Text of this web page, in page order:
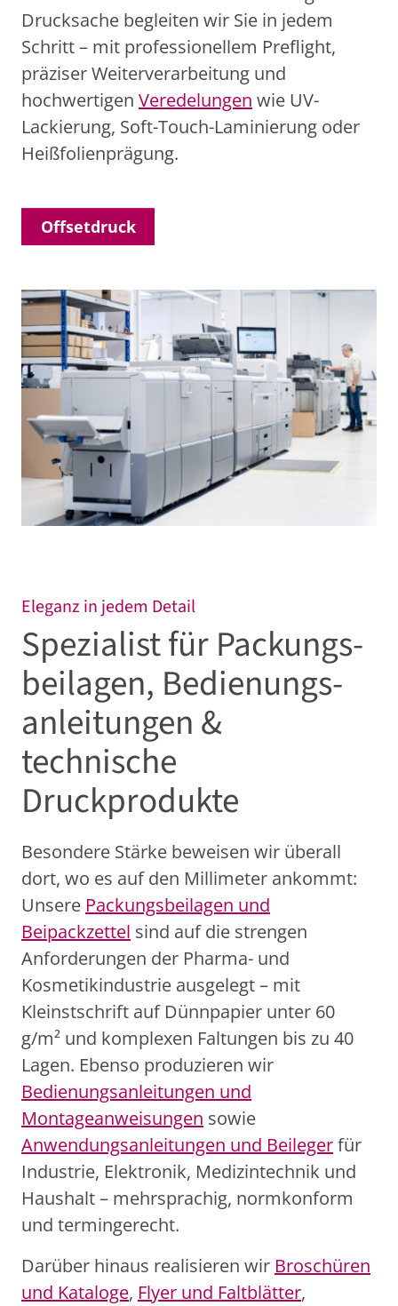
Drucksache begleiten wir Sie in jedem
Schritt – mit professionellem Preflight,
präziser Weiterverarbeitung und
hochwertigen Veredelungen wie UV-
Lackierung, Soft-Touch-Laminierung oder
Heißfolienprägung.
Offsetdruck
Eleganz in jedem Detail
Spezialist für Packungs­
beilagen, Bedienungs­
anleitungen &
technische
Druckprodukte
Besondere Stärke beweisen wir überall
dort, wo es auf den Millimeter ankommt:
Unsere Packungsbeilagen und
Beipackzettel sind auf die strengen
Anforderungen der Pharma- und
Kosmetikindustrie ausgelegt – mit
Kleinstschrift auf Dünnpapier unter 60
g/m² und komplexen Faltungen bis zu 40
Lagen. Ebenso produzieren wir
Bedienungsanleitungen und
Montageanweisungen sowie
Anwendungsanleitungen und Beilegerfür
Industrie, Elektronik, Medizintechnik und
Haushalt – mehrsprachig, normkonform
und termingerecht.
Darüber hinaus realisieren wir Broschüren
und Kataloge, Flyer und Faltblätter,